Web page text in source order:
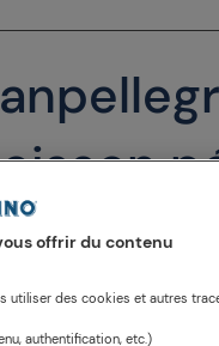
pêche
offrir du contenu
utiliser des cookies et autres
authentification, etc.)